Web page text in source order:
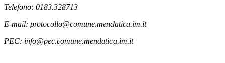
Telefono: 0183.328713
E-mail: protocollo@comune.mendatica.im.it
PEC: info@pec.comune.mendatica.im.it